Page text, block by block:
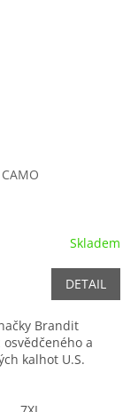
Skladem
DETAIL
Brandit
a
kalhot U.S.